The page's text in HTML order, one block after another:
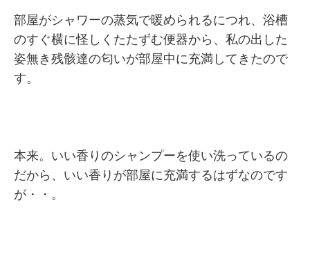
部屋がシャワーの蒸気で暖められるにつれ、浴槽
のすぐ横に怪しくたたずむ便器から、私の出した
姿無き残骸達の匂いが部屋中に充満してきたので
す。
本来。いい香りのシャンプーを使い洗っているの
だから、いい香りが部屋に充満するはずなのです
が・・。